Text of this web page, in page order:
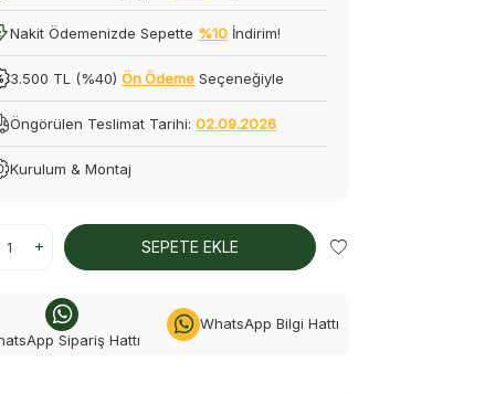
Nakit Ödemenizde Sepette %10 İndirim!
3.500 TL (%40)Ön Ödeme Seçeneğiyle
Öngörülen Teslimat Tarihi:02.09.2026
Kurulum & Montaj
SEPETE EKLE
Sipariş Hattı
WhatsApp Bilgi Hattı